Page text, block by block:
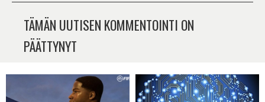
TÄMÄN UUTISEN KOMMENTOINTI ON
PÄÄTTYNYT